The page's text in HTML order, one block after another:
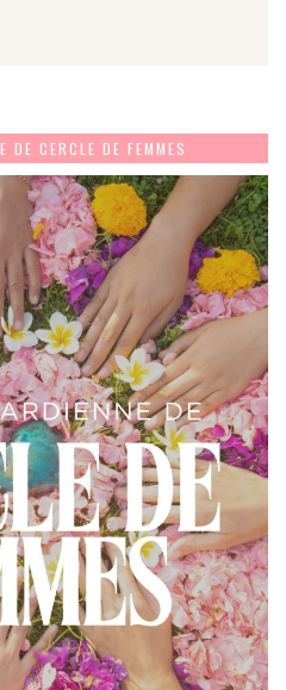
DE CERCLE DE FEMMES